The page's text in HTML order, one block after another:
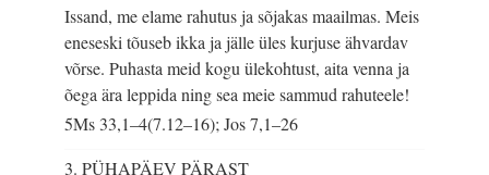
Issand, me elame rahutus ja sõjakas maailmas. Meis
eneseski tõuseb ikka ja jälle üles kurjuse ähvardav
võrse. Puhasta meid kogu ülekohtust, aita venna ja
õega ära leppida ning sea meie sammud rahuteele!
5Ms 33,1–4(7.12–16); Jos 7,1–26
3. PÜHAPÄEV PÄRAST